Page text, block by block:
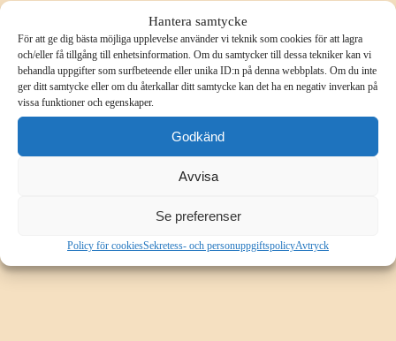
Hantera samtycke
För att ge dig bästa möjliga upplevelse använder vi teknik som cookies för att lagra
och/eller få tillgång till enhetsinformation. Om du samtycker till dessa tekniker kan vi
behandla uppgifter som surfbeteende eller unika ID:n på denna webbplats. Om du inte
ger ditt samtycke eller om du återkallar ditt samtycke kan det ha en negativ inverkan på
vissa funktioner och egenskaper.
Godkänd
Avvisa
Se preferenser
Policy för cookiesSekretess- och personuppgiftspolicyAvtryck
URVAL 1
Undernavigeringsstil 4 - Position: Vänster